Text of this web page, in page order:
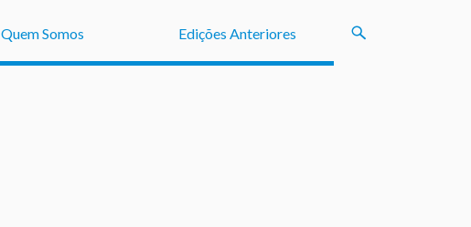
Quem Somos Edições Anteriores